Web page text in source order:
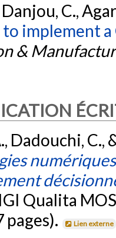
Danjou, C.,
implement a
&
Dadouchi, C.,
Qualita
pages).
Lien externe